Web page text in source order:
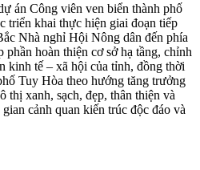
án Công viên ven biển thành phố
triển khai thực hiện giai đoạn tiếp
Nhà nghỉ Hội Nông dân đến phía
hoàn thiện cơ sở hạ tầng, chỉnh
kinh tế – xã hội của tỉnh, đồng thời
Tuy Hòa theo hướng tăng trưởng
thị xanh, sạch, đẹp, thân thiện và
cảnh quan kiến trúc độc đáo và